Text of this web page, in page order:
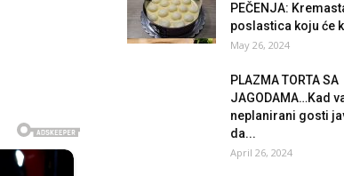
PEČENJA:
poslastica koju će
May 26, 2024
PLAZMA TORTA SA
JAGODAMA…Kad
neplanirani gosti
da...
April 26, 2024